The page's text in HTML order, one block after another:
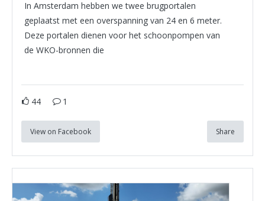
In Amsterdam hebben we twee brugportalen
geplaatst met een overspanning van 24 en 6 meter.
Deze portalen dienen voor het schoonpompen van
de WKO-bronnen die
44 1
View on Facebook Share